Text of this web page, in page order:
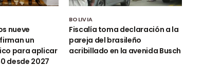
nueve
un
para aplicar
desde 2027
BOLIVIA
Fiscalía toma declaración a la
pareja del brasileño
acribillado en la avenida Busch